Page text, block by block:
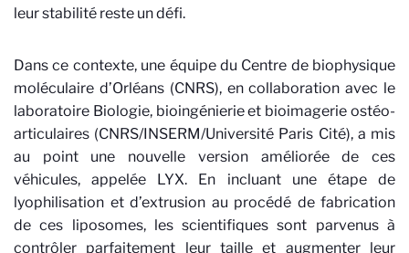
leur stabilité reste un défi.
Dans ce contexte, une équipe du Centre de biophysique
moléculaire d’Orléans (CNRS), en collaboration avec le
laboratoire Biologie, bioingénierie et bioimagerie ostéo-
articulaires (CNRS/INSERM/Université Paris Cité), a mis
au point une nouvelle version améliorée de ces
véhicules, appelée LYX. En incluant une étape de
lyophilisation et d’extrusion au procédé de fabrication
de ces liposomes, les scientifiques sont parvenus à
contrôler parfaitement leur taille et augmenter leur